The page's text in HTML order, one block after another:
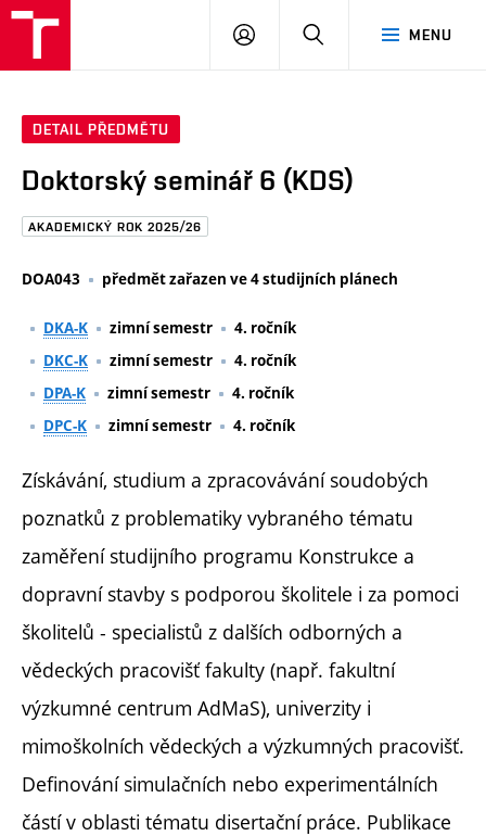
Brno
MENU
PŘIHLÁSIT
DETAIL PŘEDMĚTU
Doktorský seminář 6 (KDS)
AKADEMICKÝ ROK 2025/26
DOA043 předmět zařazen ve 4 studijních plánech
DKA-K zimní semestr
4. ročník
DKC-K
zimní semestr
4. ročník
DPA-K
zimní semestr
4. ročník
DPC-K
zimní semestr 4. ročník
Získávání, studium a zpracovávání soudobých
poznatků z problematiky vybraného tématu
zaměření studijního programu Konstrukce a
dopravní stavby s podporou školitele i za pomoci
školitelů - specialistů z dalších odborných a
vědeckých pracovišť fakulty (např. fakultní
výzkumné centrum AdMaS), univerzity i
mimoškolních vědeckých a výzkumných pracovišť.
Definování simulačních nebo experimentálních
částí v oblasti tématu disertační práce. Publikace